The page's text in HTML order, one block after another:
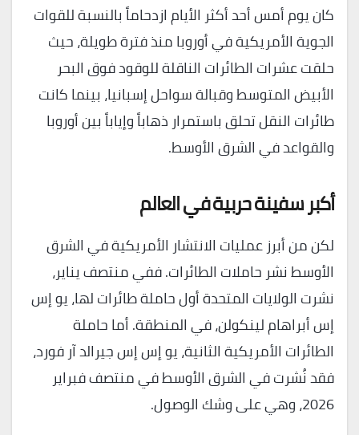
كان يوم أمس أحد أكثر الأيام ازدحاماً بالنسبة للقوات
الجوية الأمريكية في أوروبا منذ فترة طويلة، حيث
حلقت عشرات الطائرات الناقلة للوقود فوق البحر
الأبيض المتوسط ​​وقبالة سواحل إسبانيا، بينما كانت
طائرات النقل تحلق باستمرار ذهاباً وإياباً بين أوروبا
والقواعد في الشرق الأوسط.
أكبر سفينة حربية في العالم
لكن من أبرز عمليات الانتشار الأمريكية في الشرق
الأوسط نشر حاملات الطائرات. ففي منتصف يناير،
نشرت الولايات المتحدة أول حاملة طائرات لها، يو إس
إس أبراهام لينكولن، في المنطقة. أما حاملة
الطائرات الأمريكية الثانية، يو إس إس جيرالد آر فورد،
فقد نُشرت في الشرق الأوسط في منتصف فبراير
2026، وهي على وشك الوصول.